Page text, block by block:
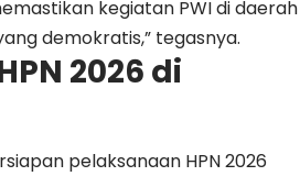
kegiatan PWI di daerah
demokratis,” tegasnya.
2026 di
pelaksanaan HPN 2026